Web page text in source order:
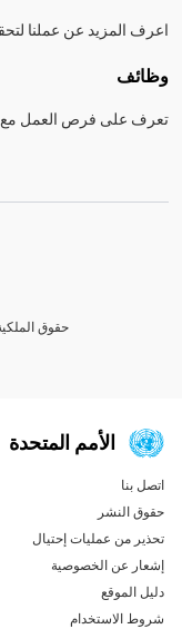
اعرف المزيد عن عملنا
وظائف
تعرف على فرص العمل مع
حقوق الملكية © 2026 الأمم
الأمم المتحدة
Global U.N. menu
اتصل بنا
حقوق النشر
تحذير من عمليات إحتيال
إشعار عن الخصوصية
دليل الموقع
شروط الاستخدام